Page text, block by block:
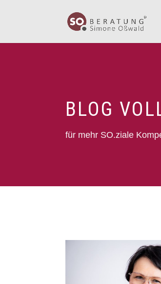
BLOG
für mehr SO.ziale